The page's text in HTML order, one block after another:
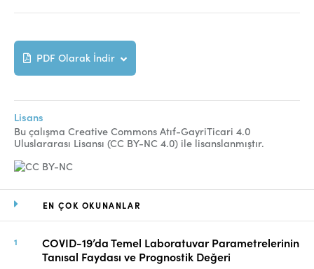
EN ÇOK OKUNANLAR
COVID-19’da Temel Laboratuvar Parametrelerinin
Tanısal Faydası ve Prognostik Değeri
PDF Olarak İndir
Lisans
Bu çalışma Creative Commons Atıf-GayriTicari 4.0
Uluslararası Lisansı (CC BY-NC 4.0) ile lisanslanmıştır.